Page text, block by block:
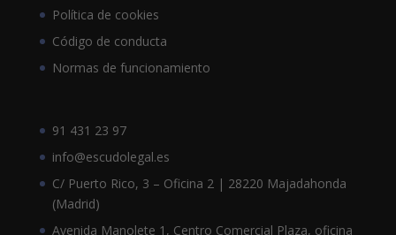
Política de cookies
Código de conducta
Normas de funcionamiento
91 431 23 97
info@escudolegal.es
C/ Puerto Rico, 3 – Oficina 2 | 28220 Majadahonda
(Madrid)
Avenida Manolete 1, Centro Comercial Plaza, oficina